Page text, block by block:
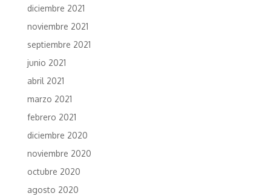
diciembre 2021
noviembre 2021
septiembre 2021
junio 2021
abril 2021
marzo 2021
febrero 2021
diciembre 2020
noviembre 2020
octubre 2020
agosto 2020